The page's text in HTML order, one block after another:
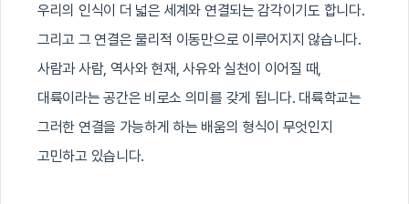
우리의 인식이 더 넓은 세계와 연결되는 감각이기도 합니다.
그리고 그 연결은 물리적 이동만으로 이루어지지 않습니다.
사람과 사람, 역사와 현재, 사유와 실천이 이어질 때,
대륙이라는 공간은 비로소 의미를 갖게 됩니다. 대륙학교는
그러한 연결을 가능하게 하는 배움의 형식이 무엇인지
고민하고 있습니다.